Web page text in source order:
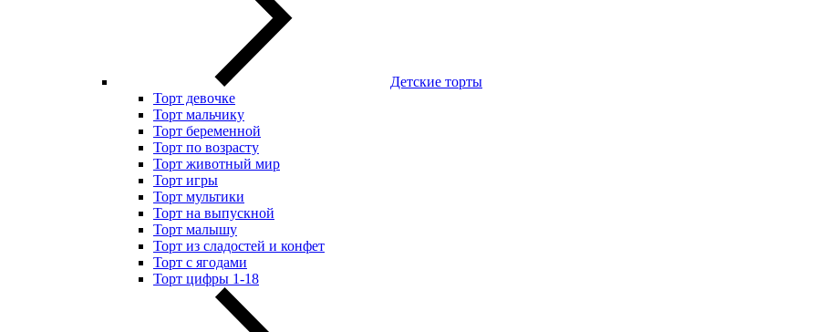
Детские торты
Торт девочке
Торт мальчику
Торт беременной
Торт по возрасту
Торт животный мир
Торт игры
Торт мультики
Торт на выпускной
Торт малышу
Торт из сладостей и конфет
Торт с ягодами
Торт цифры 1-18